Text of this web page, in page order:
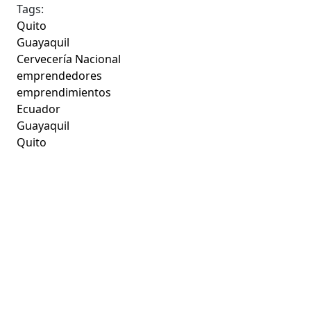
Tags:
Quito
Guayaquil
Cervecería Nacional
emprendedores
emprendimientos
Ecuador
Guayaquil
Quito